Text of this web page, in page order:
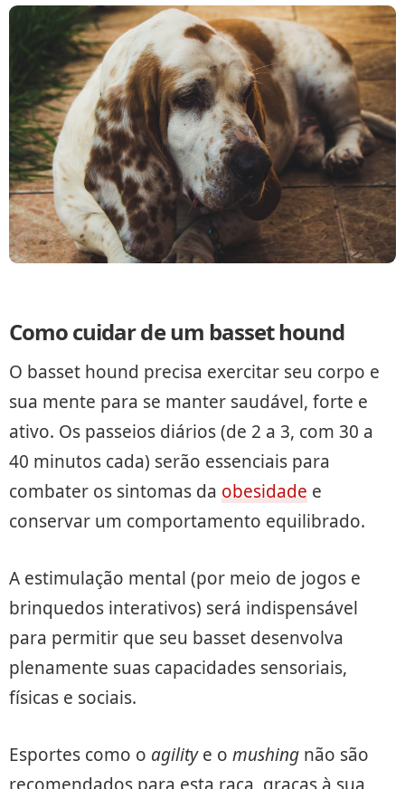
Como cuidar de um basset hound
O basset hound precisa exercitar seu corpo e
sua mente para se manter saudável, forte e
ativo. Os passeios diários (de 2 a 3, com 30 a
40 minutos cada) serão essenciais para
combater os sintomas da obesidade e
conservar um comportamento equilibrado.
A estimulação mental (por meio de jogos e
brinquedos interativos) será indispensável
para permitir que seu basset desenvolva
plenamente suas capacidades sensoriais,
físicas e sociais.
Esportes como o agilitye o mushing não são